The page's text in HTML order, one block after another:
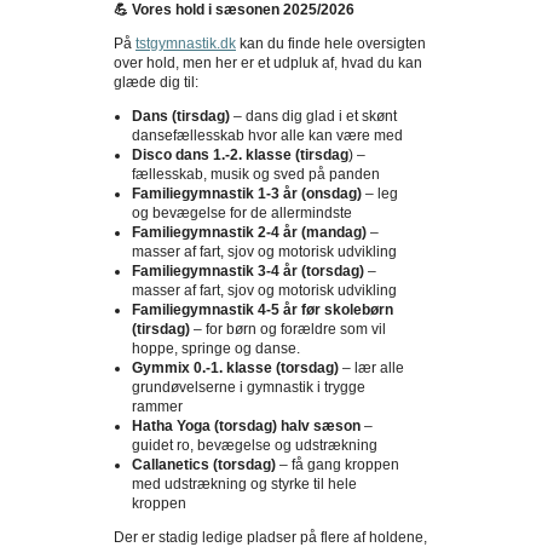
💪 Vores hold i sæsonen 2025/2026
På tstgymnastik.dk kan du finde hele oversigten
over hold, men her er et udpluk af, hvad du kan
glæde dig til:
Dans (tirsdag) – dans dig glad i et skønt
dansefællesskab hvor alle kan være med
Disco dans 1.-2. klasse (tirsdag) –
fællesskab, musik og sved på panden
Familiegymnastik 1-3 år (onsdag) – leg
og bevægelse for de allermindste
Familiegymnastik 2-4 år (mandag) –
masser af fart, sjov og motorisk udvikling
Familiegymnastik 3-4 år (torsdag) –
masser af fart, sjov og motorisk udvikling
Familiegymnastik 4-5 år før skolebørn
(tirsdag) – for børn og forældre som vil
hoppe, springe og danse.
Gymmix 0.-1. klasse (torsdag) – lær alle
grundøvelserne i gymnastik i trygge
rammer
Hatha Yoga (torsdag) halv sæson –
guidet ro, bevægelse og udstrækning
Callanetics (torsdag) – få gang kroppen
med udstrækning og styrke til hele
kroppen
Der er stadig ledige pladser på flere af holdene,